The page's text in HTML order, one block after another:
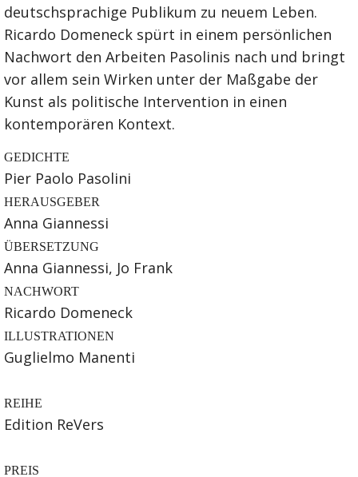
deutschsprachige Publikum zu neuem Leben.
Ricardo Domeneck spürt in einem persönlichen
Nachwort den Arbeiten Pasolinis nach und bringt
vor allem sein Wirken unter der Maßgabe der
Kunst als politische Intervention in einen
kontemporären Kontext.
GEDICHTE
Pier Paolo Pasolini
HERAUSGEBER
Anna Giannessi
ÜBERSETZUNG
Anna Giannessi, Jo Frank
NACHWORT
Ricardo Domeneck
ILLUSTRATIONEN
Guglielmo Manenti
REIHE
Edition ReVers
PREIS